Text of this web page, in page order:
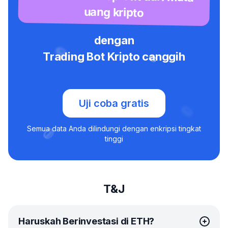
uang kripto
dengan
Trading Bot Kripto canggih
Uji coba gratis
Semua data Anda dilindungi dengan enkripsi tingkat
tinggi
T&J
Haruskah Berinvestasi di ETH?